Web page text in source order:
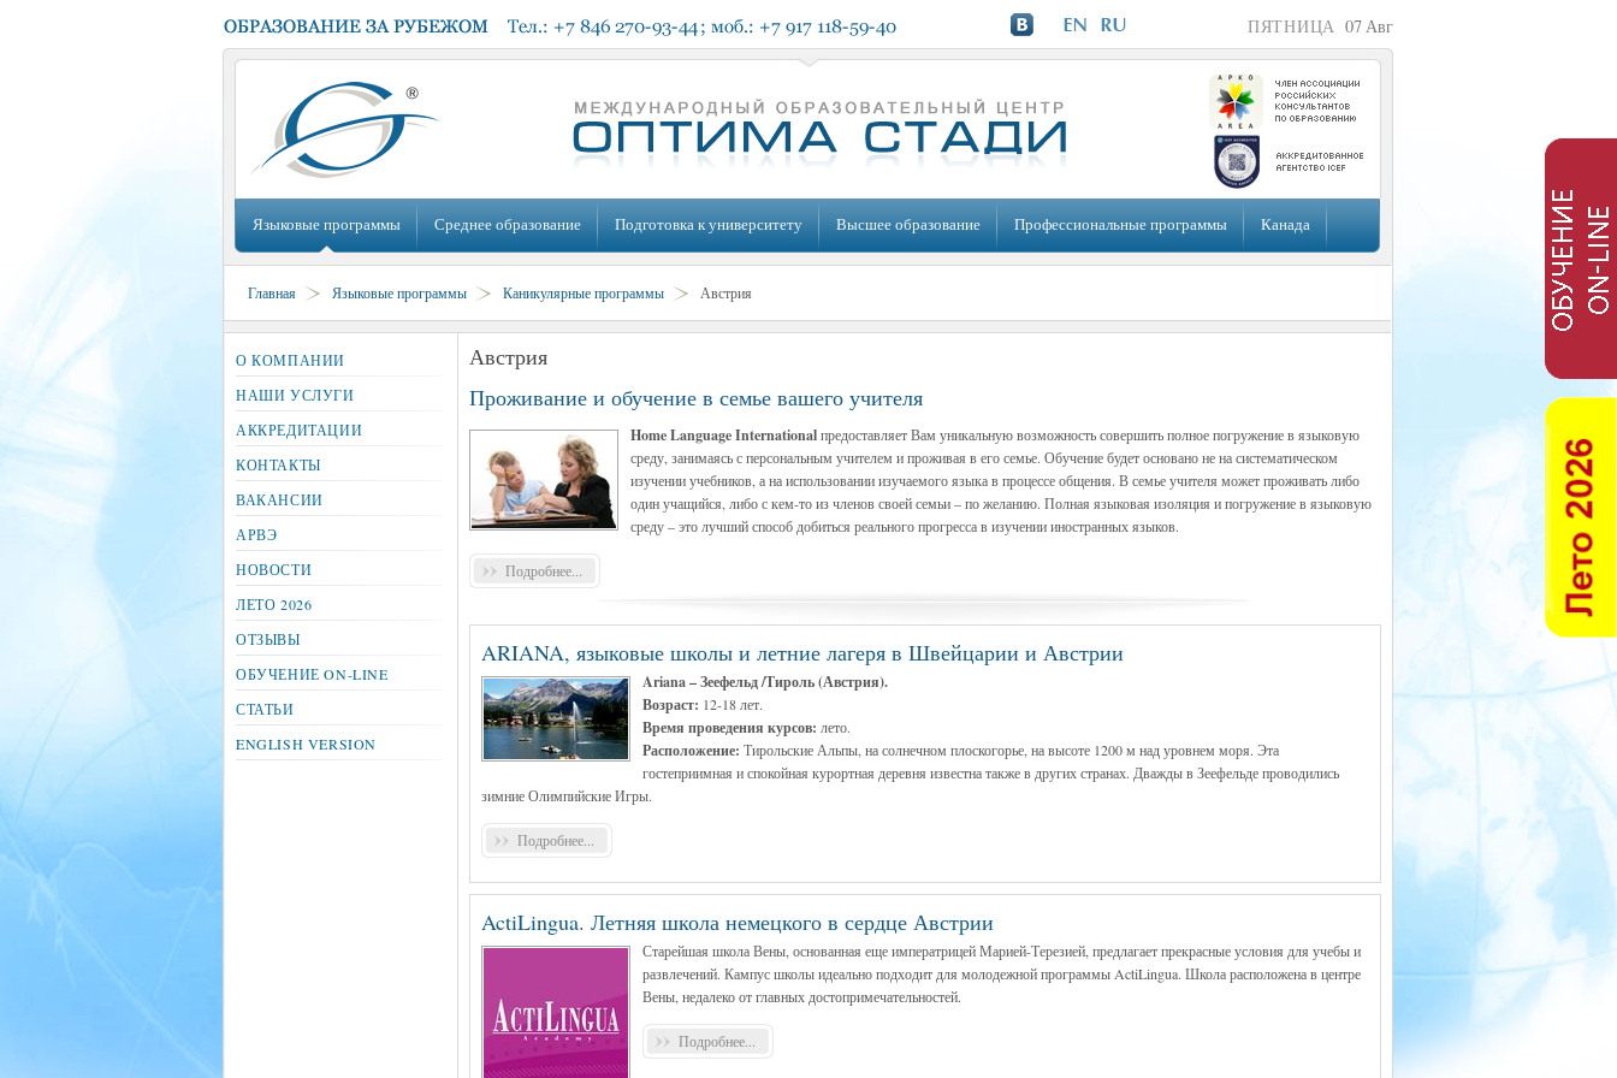
ПЯТНИЦА 07Авг
Языковые программы Среднее образование Подготовка к университету Высшее образование Профессиональные программы Канада
Главная Языковые программы Каникулярные программы Австрия
Австрия
Проживание и обучение в семье вашего учителя
Home Language Internationalпредоставляет Вам уникальную возможность совершить полное погружение в языковую
среду, занимаясь с персональным учителем и проживая в его семье. Обучение будет основано не на систематическом
изучении учебников, а на использовании изучаемого языка в процессе общения. В семье учителя может проживать либо
один учащийся, либо с кем-то из членов своей семьи – по желанию. Полная языковая изоляция и погружение в языковую
среду – это лучший способ добиться реального прогресса в изучении иностранных языков.
Подробнее...
ARIANA, языковые школы и летние лагеря в Швейцарии и Австрии
Ariana – Зеефельд /Тироль (Австрия).
Возраст: 12-18 лет.
Время проведения курсов: лето.
Расположение: Тирольские Альпы, на солнечном плоскогорье, на высоте 1200 м над уровнем моря. Эта
гостеприимная и спокойная курортная деревня известна также в других странах. Дважды в Зеефельде проводились
зимние Олимпийские Игры.
Подробнее...
ActiLingua. Летняя школа немецкого в сердце Австрии
Старейшая школа Вены, основанная еще императрицей Марией-Терезией, предлагает прекрасные условия для учебы и
развлечений. Кампус школы идеально подходит для молодежной программы ActiLingua. Школа расположена в центре
Вены, недалеко от главных достопримечательностей.
Подробнее...
О КОМПАНИИ
НАШИ УСЛУГИ
АККРЕДИТАЦИИ
КОНТАКТЫ
ВАКАНСИИ
АРВЭ
НОВОСТИ
ЛЕТО 2026
ОТЗЫВЫ
ОБУЧЕНИЕ ON-LINE
СТАТЬИ
ENGLISH VERSION